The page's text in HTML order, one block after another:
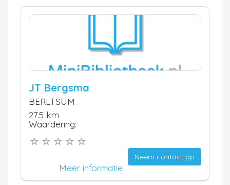
JT Bergsma
BERLTSUM
27.5 km
Waardering:
Neem contact op
Meer informatie